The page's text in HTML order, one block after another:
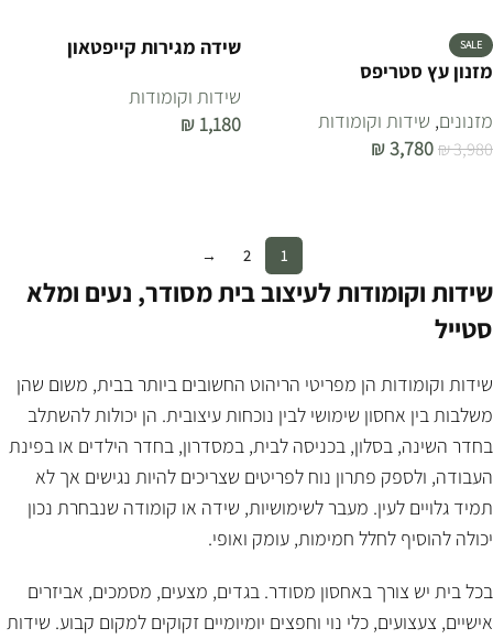
SALE
מזנון עץ סטריפס
מזנונים, שידות וקומודות
₪3,980
₪3,780
שידה מגירות קייפטאון
שידות וקומודות
₪ 1,180
1
2
→
שידות וקומודות לעיצוב בית מסודר, נעים ומלא
סטייל
שידות וקומודות הן מפריטי הריהוט החשובים ביותר בבית, משום שהן
משלבות בין אחסון שימושי לבין נוכחות עיצובית. הן יכולות להשתלב
בחדר השינה, בסלון, בכניסה לבית, במסדרון, בחדר הילדים או בפינת
העבודה, ולספק פתרון נוח לפריטים שצריכים להיות נגישים אך לא
תמיד גלויים לעין. מעבר לשימושיות, שידה או קומודה שנבחרת נכון
יכולה להוסיף לחלל חמימות, עומק ואופי.
בכל בית יש צורך באחסון מסודר. בגדים, מצעים, מסמכים, אביזרים
אישיים, צעצועים, כלי נוי וחפצים יומיומיים זקוקים למקום קבוע. שידות